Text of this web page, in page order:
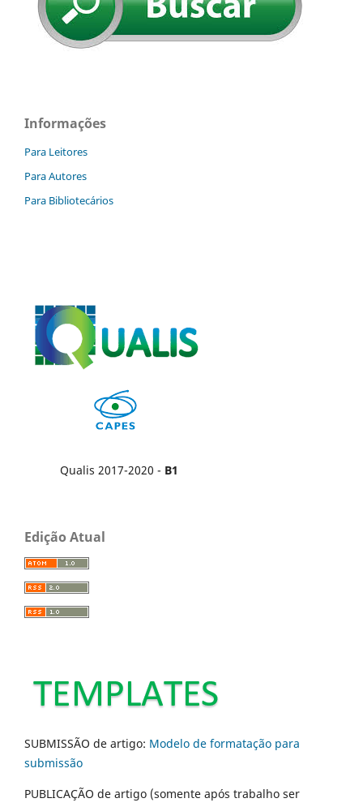
Informações
Para Leitores
Para Autores
Para Bibliotecários
Qualis 2017-2020 - B1
Edição Atual
SUBMISSÃO de artigo: Modelo de formatação para
submissão
PUBLICAÇÃO de artigo (somente após trabalho ser